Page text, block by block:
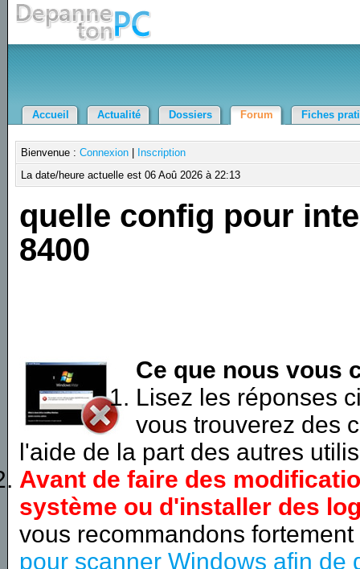
Accueil Actualité Dossiers Forum Fiches
Bienvenue :Connexion
Inscription
La date/heure actuelle est 06 Aoû 2026 à 22:13
quelle config pour
8400
Ce que nous vous
Lisez les réponses
vous trouverez des
l'aide de la part des autres
Avant de faire des
système ou d'installer des
vous recommandons
pour scanner Windows afin de